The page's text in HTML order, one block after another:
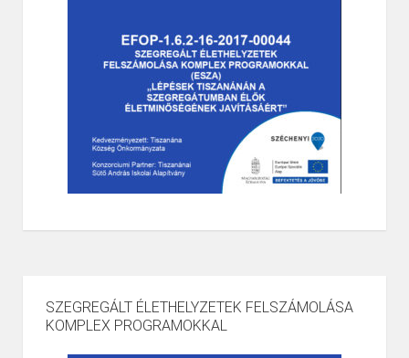
SZEGREGÁLT ÉLETHELYZETEK FELSZÁMOLÁSA
KOMPLEX PROGRAMOKKAL